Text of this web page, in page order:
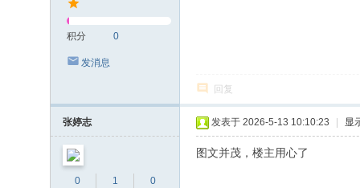
积分 0
发消息
回复
张婷志
0
1
0
发表于 2026-5-13 10:10:23 显
图文并茂，楼主用心了